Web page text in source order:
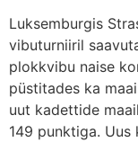
Luksemburgis
vibuturniiril
plokkvibu naise
püstitades ka
uut kadettide
149 punktiga.